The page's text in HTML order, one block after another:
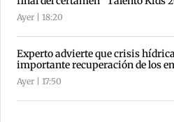
Ayer | 18:20
Experto advierte que crisis
importante recuperación de los
Ayer | 17:50